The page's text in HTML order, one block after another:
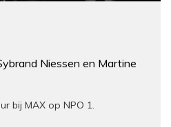
Niessen en Martine
bij MAX op NPO 1.